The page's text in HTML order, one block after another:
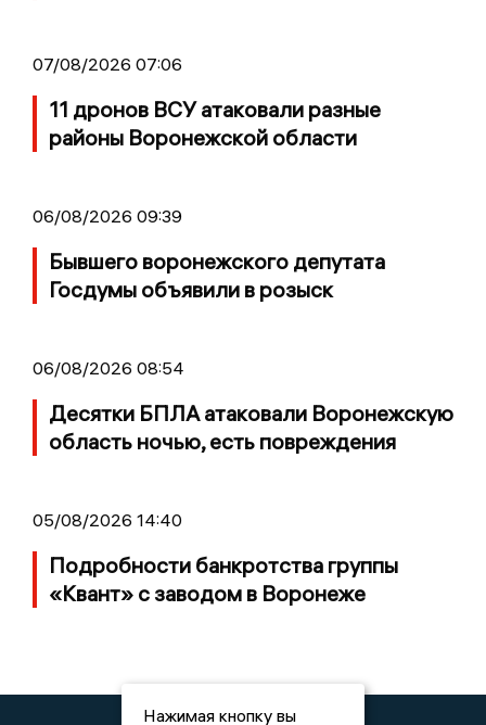
07/08/2026 07:06
11 дронов ВСУ атаковали разные
районы Воронежской области
06/08/2026 09:39
Бывшего воронежского депутата
Госдумы объявили в розыск
06/08/2026 08:54
Десятки БПЛА атаковали Воронежскую
область ночью, есть повреждения
05/08/2026 14:40
Подробности банкротства группы
«Квант» с заводом в Воронеже
Нажимая кнопку вы